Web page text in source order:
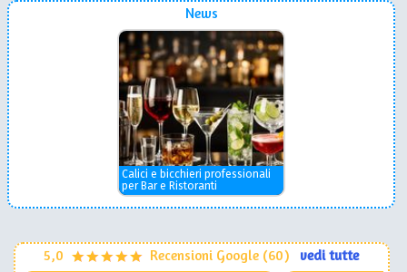
News
Calici e bicchieri professionali
per Bar e Ristoranti
5,0 Recensioni Google (60) vedi tutte